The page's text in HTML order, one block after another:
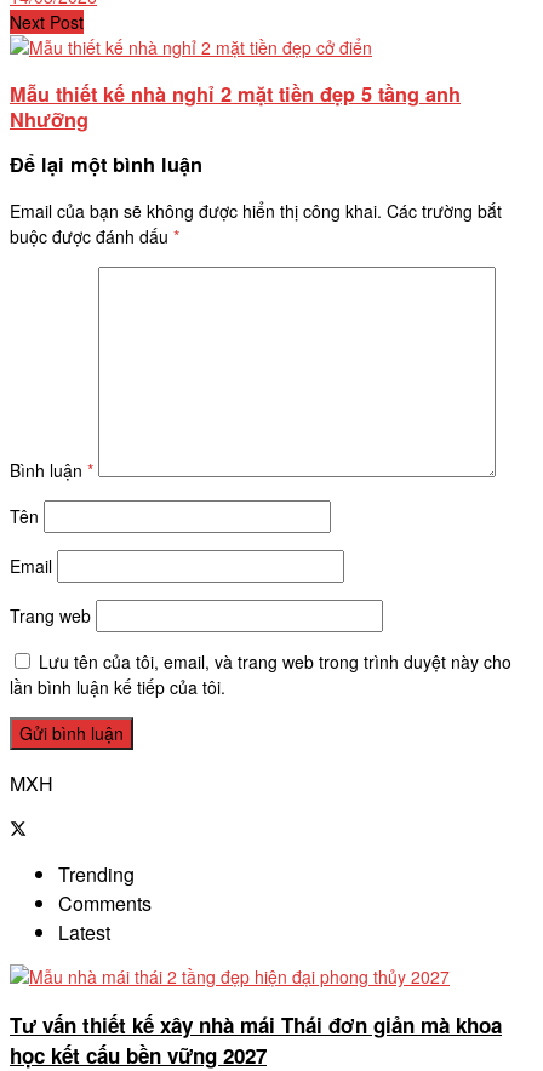
Next Post
Mẫu thiết kế nhà nghỉ 2 mặt tiền đẹp 5 tầng anh
Nhưỡng
Để lại một bình luận
Email của bạn sẽ không được hiển thị công khai. Các trường bắt
buộc được đánh dấu *
Bình luận *
Tên
Email
Trang web
Lưu tên của tôi, email, và trang web trong trình duyệt này cho
lần bình luận kế tiếp của tôi.
MXH
Trending
Comments
Latest
Tư vấn thiết kế xây nhà mái Thái đơn giản mà khoa
học kết cấu bền vững 2027